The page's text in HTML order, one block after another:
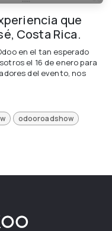
que
Costa Rica.
en el tan esperado
el 16 de enero para
del evento, nos
odooroadshow